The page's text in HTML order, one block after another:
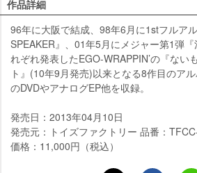
作品詳細
96年に大阪で結成、98年6月に1stフルア
SPEAKER』、01年5月にメジャー第1弾
れぞれ発表したEGO-WRAPPIN’の『ない
ト』(10年9月発売)以来となる8作目のア
のDVDやアナログEP他を収録。
発売日：2013年04月10日
発売元：トイズファクトリー 品番：
価格：11,000円（税込）